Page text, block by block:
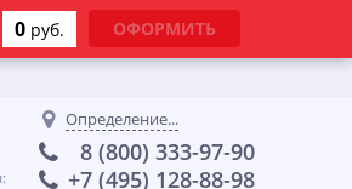
Определение...
8 (800) 333-97-90
+7 (495) 128-88-98
0 руб. ОФОРМИТЬ